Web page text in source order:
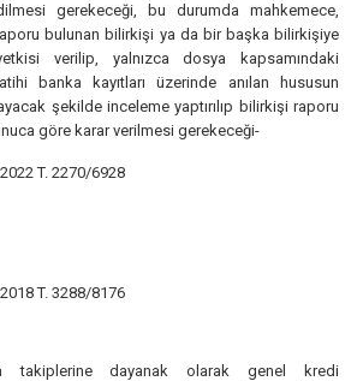
gerekeceği, bu durumda mahkemece,
bulunan bilirkişi ya da bir başka bilirkişiye
verilip, yalnızca dosya kapsamındaki
banka kayıtları üzerinde anılan hususun
şekilde inceleme yaptırılıp bilirkişi raporu
göre karar verilmesi gerekeceği-
T. 2270/6928
T. 3288/8176
takiplerine dayanak olarak genel kredi